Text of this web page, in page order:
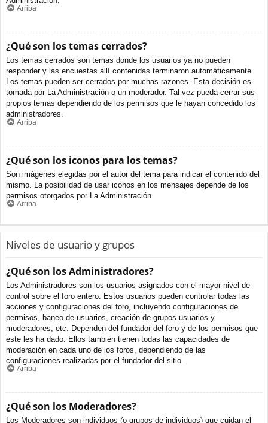
Arriba
¿Qué son los temas cerrados?
Los temas cerrados son temas donde los usuarios ya no pueden
responder y las encuestas allí contenidas terminaron automáticamente.
Los temas pueden ser cerrados por muchas razones. Esta decisión es
tomada por La Administración o un moderador. Tal vez pueda cerrar sus
propios temas dependiendo de los permisos que le hayan concedido los
administradores.
Arriba
¿Qué son los iconos para los temas?
Son imágenes elegidas por el autor del tema para indicar el contenido del
mismo. La posibilidad de usar iconos en los mensajes depende de los
permisos otorgados por La Administración.
Arriba
Niveles de usuario y grupos
¿Qué son los Administradores?
Los Administradores son los usuarios asignados con el mayor nivel de
control sobre el foro entero. Estos usuarios pueden controlar todas las
acciones y configuraciones del foro, incluyendo configuraciones de
permisos, baneo de usuarios, creación de grupos usuarios y
moderadores, etc. Dependen del fundador del foro y de los permisos que
éste les ha dado. Ellos también tienen todas las capacidades de
moderación en cada uno de los foros, dependiendo de las
configuraciones realizadas por el fundador del sitio.
Arriba
¿Qué son los Moderadores?
Los Moderadores son individuos (o grupos de individuos) que cuidan el